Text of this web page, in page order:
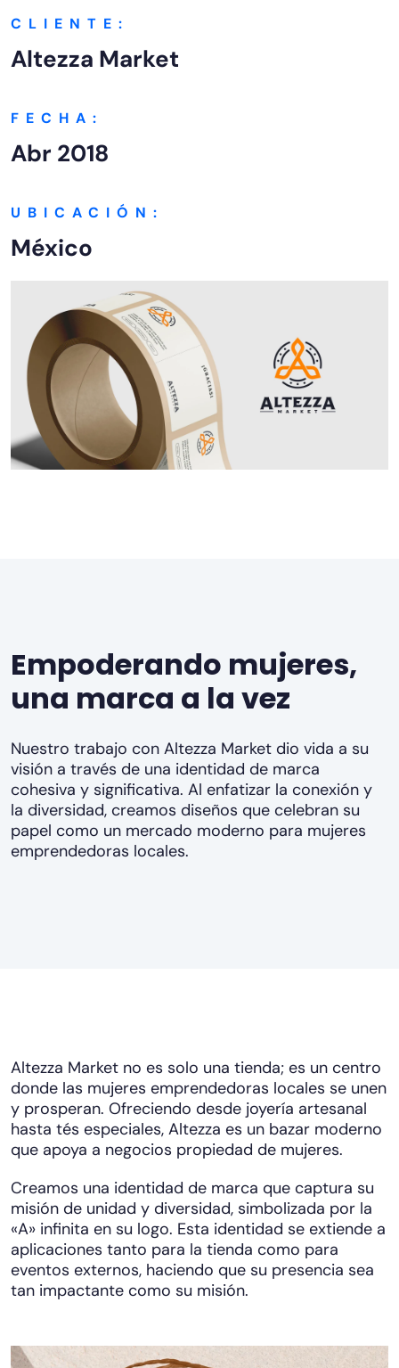
CLIENTE:
Altezza Market
FECHA:
Abr 2018
UBICACIÓN:
México
Empoderando mujeres,
una marca a la vez
Nuestro trabajo con Altezza Market dio vida a su
visión a través de una identidad de marca
cohesiva y significativa. Al enfatizar la conexión y
la diversidad, creamos diseños que celebran su
papel como un mercado moderno para mujeres
emprendedoras locales.
Altezza Market no es solo una tienda; es un centro
donde las mujeres emprendedoras locales se unen
y prosperan. Ofreciendo desde joyería artesanal
hasta tés especiales, Altezza es un bazar moderno
que apoya a negocios propiedad de mujeres.
Creamos una identidad de marca que captura su
misión de unidad y diversidad, simbolizada por la
«A» infinita en su logo. Esta identidad se extiende a
aplicaciones tanto para la tienda como para
eventos externos, haciendo que su presencia sea
tan impactante como su misión.